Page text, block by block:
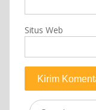
Situs Web
Search